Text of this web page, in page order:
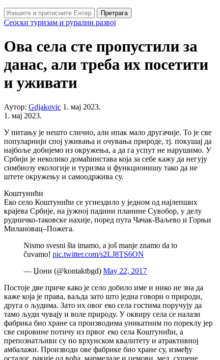
Претрага
Сеоски туризам и рурални развој
Ова села сте пропустили за
данас, али треба их посетити
и уживати
Аутор: Gdjakovic 1. мај 2023.
1. мај 2023.
У питању је нешто слично, али ипак мало другачије. То је све
популарнији спој уживања и очувања природе, тј. покушај да
најбоље добијемо из окружења, а да га успут не нарушимо. У
Србији је неколико домаћинстава која за себе кажу да негују
симбиозу екологије и туризма и функционишу тако да не
штете окружењу и самоодржива су.
Коштунићи
Еко село Коштунићи се угнездило у једном од најлепших
крајева Србије, на јужној падини планине Сувобор, у делу
рудничко-таковске нахије, поред пута Чачак-Ваљево и Горњи
Милановац–Пожега.
Nismo svesni šta imamo, a još manje znamo da to
čuvamo! pic.twitter.com/s2LJ8TS6ON
— Џони (@kontaktbgd) May 22, 2017
Постоје две приче како је село добило име и нико не зна да
каже која је права, ваљда зато што једна говори о природи,
друга о људима. Зато их овог еко села гостима поручују да
тамо људи чувају и воле природу. У оквиру села се налази
фабрика био хране са производима уникатним по пореклу јер
све сировине потичу из првог еко села Коштунићи, а
препознатљиви су по врхунском квалитету и атрактивној
амбалажи. Производи ове фабрике био хране су, између
осталог, ракије од воћа, мармеладе и џемови, мед, сушене